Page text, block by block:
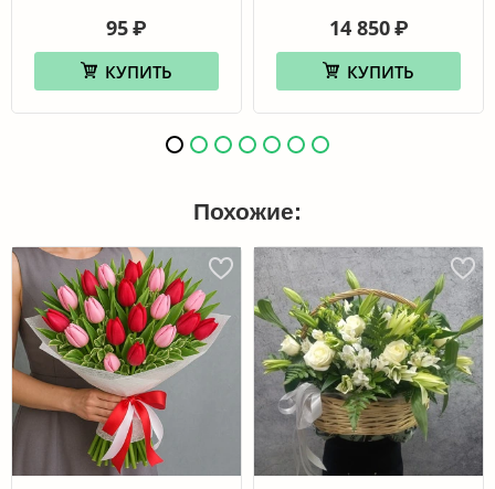
95₽
КУПИТЬ
14 850 ₽
КУПИТЬ
Похожие: